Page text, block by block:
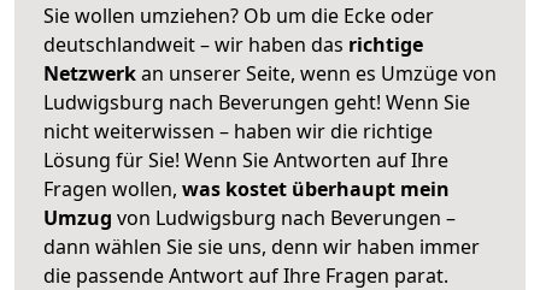
Sie wollen umziehen? Ob um die Ecke oder
deutschlandweit – wir haben das richtige
Netzwerkan unserer Seite, wenn es Umzüge von
Ludwigsburg nach Beverungen geht! Wenn Sie
nicht weiterwissen – haben wir die richtige
Lösung für Sie! Wenn Sie Antworten auf Ihre
Fragen wollen, was kostet überhaupt mein
Umzug von Ludwigsburg nach Beverungen –
dann wählen Sie sie uns, denn wir haben immer
die passende Antwort auf Ihre Fragen parat.